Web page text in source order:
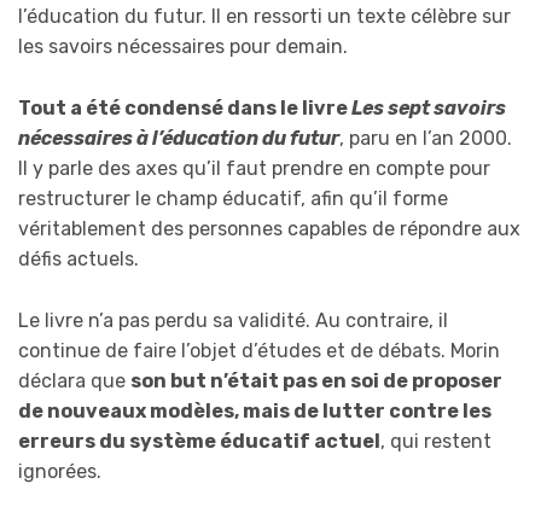
l’éducation du futur. Il en ressorti un texte célèbre sur
les savoirs nécessaires pour demain.
Tout a été condensé dans le livreLes sept savoirs
nécessaires à l’éducation du futur, paru en l’an 2000.
Il y parle des axes qu’il faut prendre en compte pour
restructurer le champ éducatif, afin qu’il forme
véritablement des personnes capables de répondre aux
défis actuels.
Le livre n’a pas perdu sa validité. Au contraire, il
continue de faire l’objet d’études et de débats. Morin
déclara que son but n’était pas en soi de proposer
de nouveaux modèles, mais de lutter contre les
erreurs du système éducatif actuel, qui restent
ignorées.